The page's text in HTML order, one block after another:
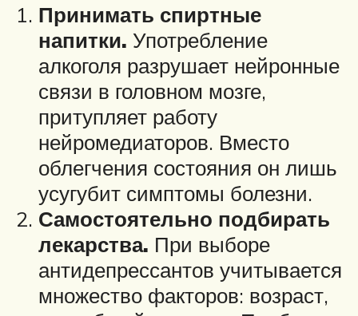
Принимать спиртные
напитки. Употребление
алкоголя разрушает нейронные
связи в головном мозге,
притупляет работу
нейромедиаторов. Вместо
облегчения состояния он лишь
усугубит симптомы болезни.
Самостоятельно подбирать
лекарства. При выборе
антидепрессантов учитывается
множество факторов: возраст,